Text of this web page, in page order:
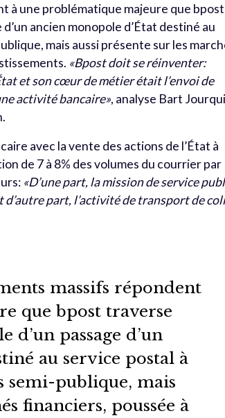
à une problématique majeure que bpost
ancien monopole d’État destiné au
mais aussi présente sur les
«Bpost doit se réinventer:
et son cœur de métier était l’envoi de
activité bancaire», analyse Bart
avec la vente des actions de l’État à
de 7 à 8% des volumes du courrier par
«D’une part, la mission de service
part, l’activité de transport de
massifs répondent
que bpost traverse
d’un passage d’un
au service postal à
semi-publique, mais
financiers, poussée à